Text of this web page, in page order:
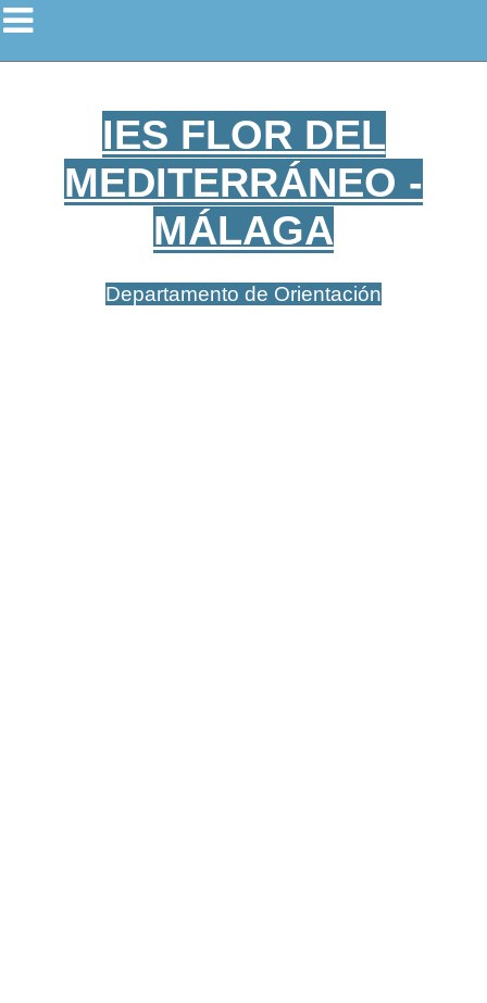
IES FLOR DEL
MEDITERRÁNEO -
MÁLAGA
Departamento de Orientación